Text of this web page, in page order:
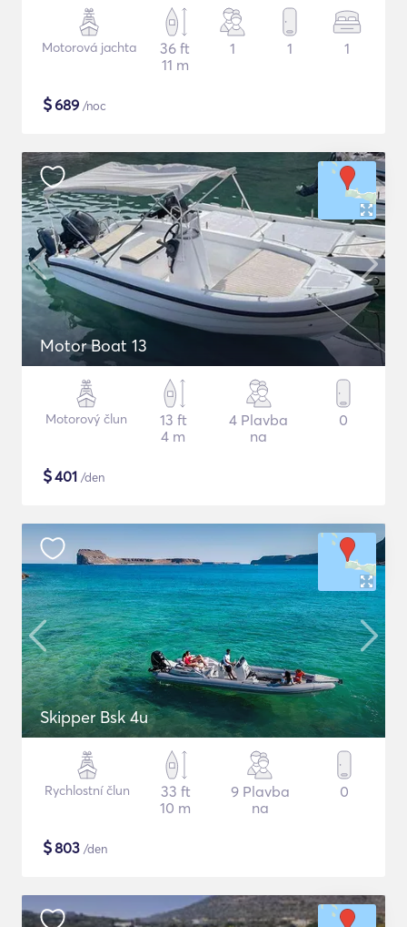
Motorová jachta
36 ft
11 m
1 1 1
$689 /noc
Motor Boat 13
Motorový člun
13 ft
4 m
4 Plavba
na
0
$401 /den
Skipper Bsk 4u
Rychlostní člun
33 ft
10 m
9 Plavba
na
0
$803 /den